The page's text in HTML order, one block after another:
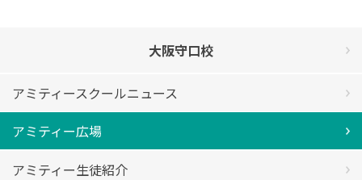
大阪守口校
アミティースクールニュース
アミティー広場
アミティー生徒紹介